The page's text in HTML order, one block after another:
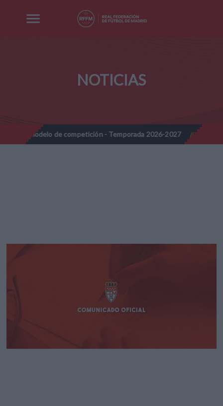
NOTICIAS
competición - Temporada 2026-2027 // Nota Informativa